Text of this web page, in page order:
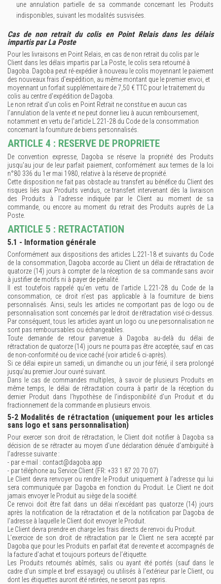
une annulation partielle de sa commande concernant les Produits
indisponibles, suivant les modalités susvisées.
Cas de non retrait du colis en Point Relais dans les délais
impartis par La Poste
Pour les livraisons en Point Relais, en cas de non retrait du colis par le
Client dans les délais impartis par La Poste, le colis sera retourné à
Dagoba. Dagoba peut ré-expédier à nouveau le colis moyennant le paiement
des nouveaux frais d'expédition, au même montant que le premier envoi, et
moyennant un forfait supplémentaire de 7,50 € TTC pour le traitement du
colis au centre d'expédition de Dagoba.
Le non retrait d'un colis en Point Retrait ne constitue en aucun cas
l'annulation de la vente et ne peut donner lieu à aucun remboursement,
notamment en vertu de l’article L.221-28 du Code de la consommation
concernant la fourniture de biens personnalisés.
ARTICLE 4 : RESERVE DE PROPRIETE
De convention expresse, Dagoba se réserve la propriété des Produits
jusqu'au jour de leur parfait paiement, conformément aux termes de la loi
n°80 336 du 1er mai 1980, relative à la réserve de propriété.
Cette disposition ne fait pas obstacle au transfert au bénéfice du Client des
risques liés aux Produits vendus, ce transfert intervenant dès la livraison
des Produits à l’adresse indiquée par le Client au moment de sa
commande, ou encore au moment du retrait des Produits auprès de La
Poste.
ARTICLE 5 : RETRACTATION
5.1 - Information générale
Conformément aux dispositions des articles L.221-18 et suivants du Code
de la consommation, Dagoba accorde au Client un délai de rétractation de
quatorze (14) jours à compter de la réception de sa commande sans avoir
à justifier de motifs ni à payer de pénalité.
Il est toutefois rappelé qu’en vertu de l’article L.221-28 du Code de la
consommation, ce droit n’est pas applicable à la fourniture de biens
personnalisés. Ainsi, seuls les articles ne comportant pas de logo ou de
personnalisation sont concernés par le droit de rétractation visé ci-dessus.
Par conséquent, tous les articles ayant un logo ou une personnalisation ne
sont pas remboursables ou échangeables.
Toute demande de retour parvenue à Dagoba au-delà du délai de
rétractation de quatorze (14) jours ne pourra pas être acceptée, sauf en cas
de non-conformité ou de vice caché (voir article 6 ci-après).
Si ce délai expire un samedi, un dimanche ou un jour férié, il sera prolongé
jusqu’au premier Jour ouvré suivant.
Dans le cas de commandes multiples, à savoir de plusieurs Produits en
même temps, le délai de rétractation courra à partir de la réception du
dernier Produit dans l’hypothèse de l’indisponibilité d’un Produit et du
fractionnement de la commande en plusieurs envois.
5-2 Modalités de rétractation (uniquement pour les articles
sans logo et sans personnalisation)
Pour exercer son droit de rétractation, le Client doit notifier à Dagoba sa
décision de se rétracter au moyen d’une déclaration dénuée d’ambiguïté à
l’adresse suivante :
- par e-mail : contact@dagoba.app
- par téléphone au Service Client (FR: +33 1 87 20 70 07)
Le Client devra renvoyer ou rendre le Produit uniquement à l’adresse qui lui
sera communiquée par Dagoba en fonction du Produit. Le Client ne doit
jamais envoyer le Produit au siège de la société.
Ce renvoi doit être fait dans un délai n’excédant pas quatorze (14) jours
après la notification de la rétractation et de la notification par Dagoba de
l'adresse à laquelle le Client doit envoyer le Produit.
Le Client devra prendre en charge les frais directs de renvoi du Produit.
L’exercice de son droit de rétractation par le Client ne sera accepté par
Dagoba que pour les Produits en parfait état de revente et accompagnés de
la facture d’achat et toujours porteurs de l’étiquette.
Les Produits retournés abîmés, salis ou ayant été portés (sauf dans le
cadre d’un simple et bref essayage) ou utilisés à l’extérieur par le Client, ou
dont les étiquettes auront été retirées, ne seront pas repris.